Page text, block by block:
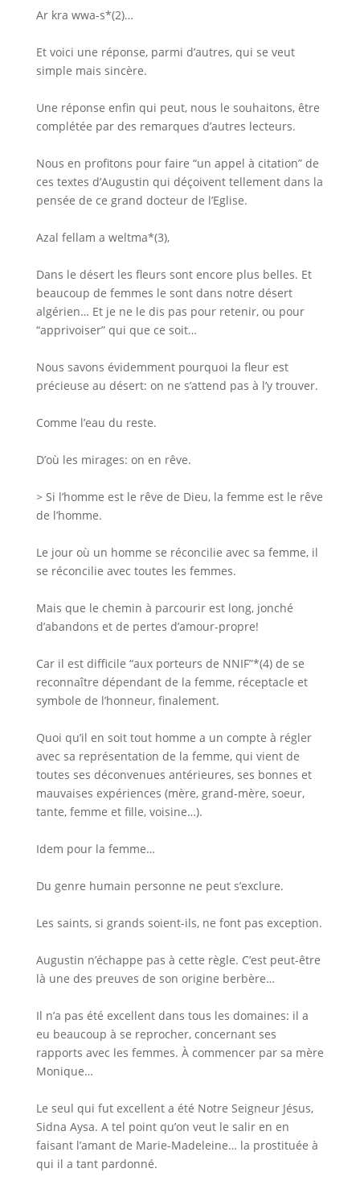
Ar kra wwa-s*(2)…
Et voici une réponse, parmi d’autres, qui se veut
simple mais sincère.
Une réponse enfin qui peut, nous le souhaitons, être
complétée par des remarques d’autres lecteurs.
Nous en profitons pour faire “un appel à citation” de
ces textes d’Augustin qui déçoivent tellement dans la
pensée de ce grand docteur de l’Eglise.
Azal fellam a weltma*(3),
Dans le désert les fleurs sont encore plus belles. Et
beaucoup de femmes le sont dans notre désert
algérien… Et je ne le dis pas pour retenir, ou pour
“apprivoiser” qui que ce soit…
Nous savons évidemment pourquoi la fleur est
précieuse au désert: on ne s’attend pas à l’y trouver.
Comme l’eau du reste.
D’où les mirages: on en rêve.
> Si l’homme est le rêve de Dieu, la femme est le rêve
de l’homme.
Le jour où un homme se réconcilie avec sa femme, il
se réconcilie avec toutes les femmes.
Mais que le chemin à parcourir est long, jonché
d’abandons et de pertes d’amour-propre!
Car il est difficile “aux porteurs de NNIF”*(4) de se
reconnaître dépendant de la femme, réceptacle et
symbole de l’honneur, finalement.
Quoi qu’il en soit tout homme a un compte à régler
avec sa représentation de la femme, qui vient de
toutes ses déconvenues antérieures, ses bonnes et
mauvaises expériences (mère, grand-mère, soeur,
tante, femme et fille, voisine…).
Idem pour la femme…
Du genre humain personne ne peut s’exclure.
Les saints, si grands soient-ils, ne font pas exception.
Augustin n’échappe pas à cette règle. C’est peut-être
là une des preuves de son origine berbère…
Il n’a pas été excellent dans tous les domaines: il a
eu beaucoup à se reprocher, concernant ses
rapports avec les femmes. À commencer par sa mère
Monique…
Le seul qui fut excellent a été Notre Seigneur Jésus,
Sidna Aysa. A tel point qu’on veut le salir en en
faisant l’amant de Marie-Madeleine… la prostituée à
qui il a tant pardonné.